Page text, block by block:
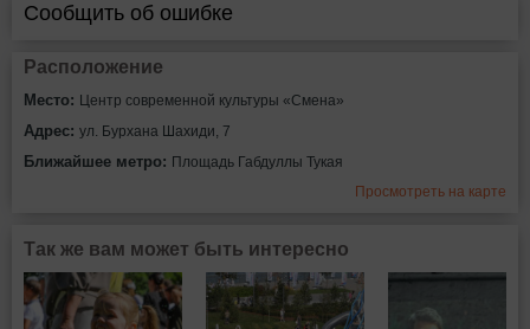
Сообщить об ошибке
Расположение
Место: Центр современной культуры «Смена»
Адрес: ул. Бурхана Шахиди, 7
Ближайшее метро: Площадь Габдуллы Тукая
Просмотреть на карте
Так же вам может быть интересно